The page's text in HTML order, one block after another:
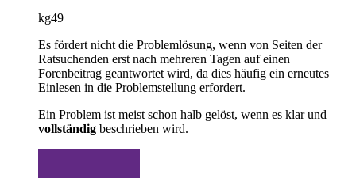
kg49
Es fördert nicht die Problemlösung, wenn von Seiten der
Ratsuchenden erst nach mehreren Tagen auf einen
Forenbeitrag geantwortet wird, da dies häufig ein erneutes
Einlesen in die Problemstellung erfordert.
Ein Problem ist meist schon halb gelöst, wenn es klar und
vollständig beschrieben wird.